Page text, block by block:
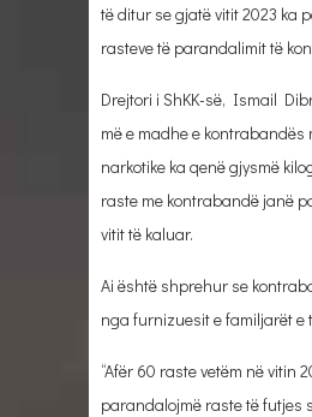
të ditur se gjatë vitit 2023 ka
rasteve të parandalimit të
Drejtori i ShKK-së, Ismail
më e madhe e kontrabandës
narkotike ka qenë gjysmë
raste me kontrabandë janë
vitit të kaluar.
Ai është shprehur se
nga furnizuesit e familjarët e
“Afër 60 raste vetëm në vitin
parandalojmë raste të futjes